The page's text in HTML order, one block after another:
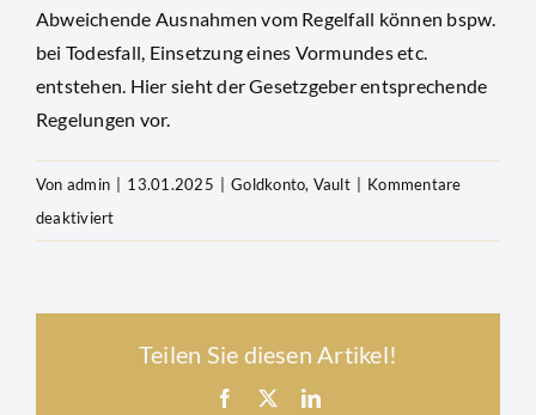
Kurse & Charts
News & Beiträge
Abweichende Ausnahmen vom Regelfall können bspw.
bei Todesfall, Einsetzung eines Vormundes etc.
entstehen. Hier sieht der Gesetzgeber entsprechende
Regelungen vor.
Von admin 13.01.2025 Goldkonto, Vault
Kommentare
deaktiviertfür
einer
ausgewählten
Teilen Sie diesen Artikel!
Facebook LinkedIn